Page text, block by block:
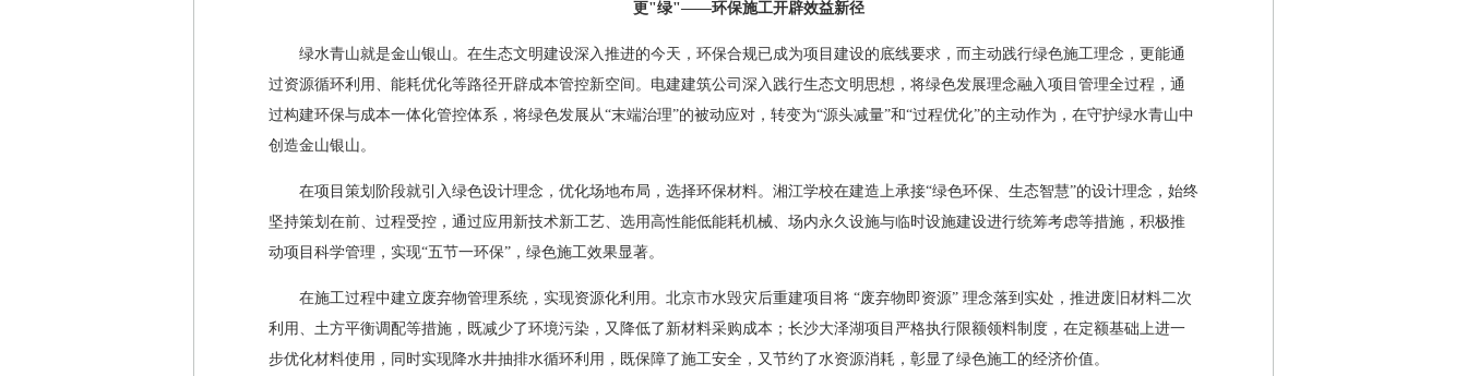
更"绿"——环保施工开辟效益新径
绿水青山就是金山银山。在生态文明建设深入推进的今天，环保合规已成为项目建设的底线要求，而主动践行绿色施工理念，更能通
过资源循环利用、能耗优化等路径开辟成本管控新空间。电建建筑公司深入践行生态文明思想，将绿色发展理念融入项目管理全过程，通
过构建环保与成本一体化管控体系，将绿色发展从“末端治理”的被动应对，转变为“源头减量”和“过程优化”的主动作为，在守护绿水青山中
创造金山银山。
在项目策划阶段就引入绿色设计理念，优化场地布局，选择环保材料。湘江学校在建造上承接“绿色环保、生态智慧”的设计理念，始终
坚持策划在前、过程受控，通过应用新技术新工艺、选用高性能低能耗机械、场内永久设施与临时设施建设进行统筹考虑等措施，积极推
动项目科学管理，实现“五节一环保”，绿色施工效果显著。
在施工过程中建立废弃物管理系统，实现资源化利用。北京市水毁灾后重建项目将 “废弃物即资源” 理念落到实处，推进废旧材料二次
利用、土方平衡调配等措施，既减少了环境污染，又降低了新材料采购成本；长沙大泽湖项目严格执行限额领料制度，在定额基础上进一
步优化材料使用，同时实现降水井抽排水循环利用，既保障了施工安全，又节约了水资源消耗，彰显了绿色施工的经济价值。